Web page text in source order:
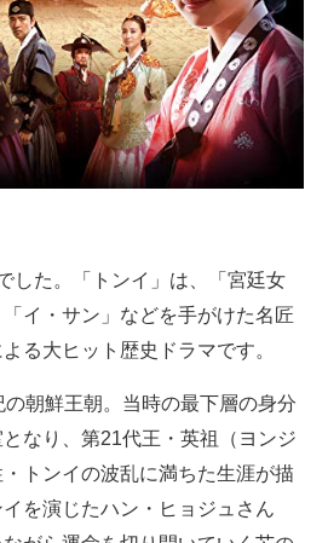
した。「トンイ」は、「宮廷女
イ・サン」などを手がけた名匠
る大ヒット歴史ドラマです。
朝鮮王朝。当時の最下層の身分
なり、第21代王・英祖（ヨンジ
トンイの波乱に満ちた生涯が描
を演じたハン・ヒョジュさん